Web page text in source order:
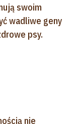
swoim
wadliwe geny
psy.
nie